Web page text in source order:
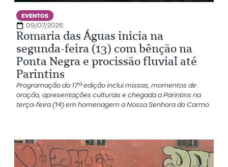
EVENTOS
09/07/2026
Romaria das Águas inicia na
segunda-feira (13) com bênção na
Ponta Negra e procissão fluvial até
Parintins
Programação da 17ª edição inclui missas, momentos de
oração, apresentações culturais e chegada a Parintins na
terça-feira (14) em homenagem a Nossa Senhora do Carmo